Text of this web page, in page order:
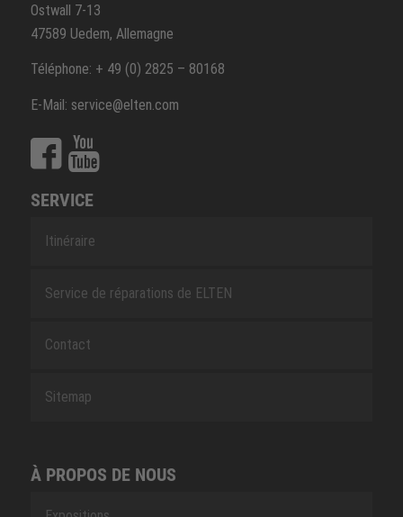
Ostwall 7-13
47589 Uedem, Allemagne
Téléphone: + 49 (0) 2825 – 80168
E-Mail: service@elten.com
SERVICE
Itinéraire
Service de réparations de ELTEN
Contact
Sitemap
À PROPOS DE NOUS